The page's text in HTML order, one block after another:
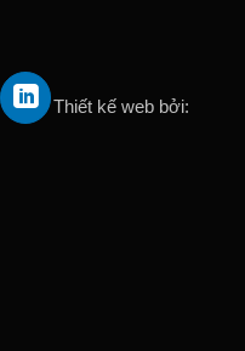
Thiết kế web bởi: